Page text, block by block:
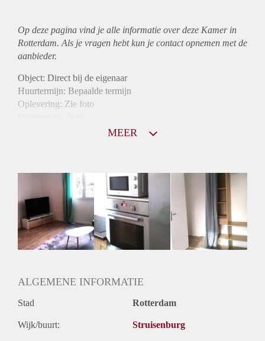
Op deze pagina vind je alle informatie over deze Kamer in
Rotterdam. Als je vragen hebt kun je contact opnemen met de
aanbieder.
Object: Direct bij de eigenaar
Huurtermijn: Bepaalde termijn
Oplevering: Zie foto
Gedeelde Douche: Ja
Gedeelde woonkamer: Ja
Huisgenoten: Ja
Geslacht huisgenoten: Gemengd
MEER
ALGEMENE INFORMATIE
Stad Rotterdam
Wijk/buurt: Struisenburg